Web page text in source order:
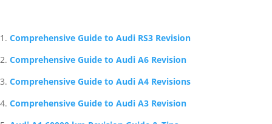
Comprehensive Guide to Audi RS3 Revision
Comprehensive Guide to Audi A6 Revision
Comprehensive Guide to Audi A4 Revisions
Comprehensive Guide to Audi A3 Revision